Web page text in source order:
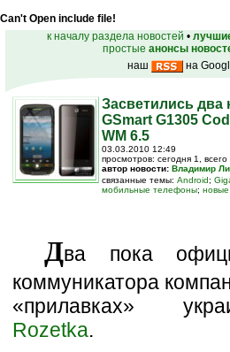
Can't Open include file!
к началу раздела новостей •
простые анонсы
наш
на
Засветились
GSmart G1305
WM 6.5
03.03.2010 12:49
просмотров: сегодня 1, всего
автор новости: Владимир
связанные темы: Android;
мобильные телефоны; новые
Два пока
коммуникатора
«прилавках»
Rozetka.